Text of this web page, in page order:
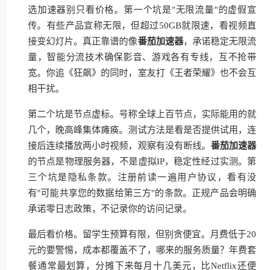
选加速器别只看价格。第一个坑是"无限流量"的虚假宣
传。有些产品宣称无限，但超过50GB就限速，看视频直
接变幻灯片。真正靠谱的像番茄加速器，承诺稳定无限流
量，智能分流技术确保影音、游戏各有专线，互不抢带
宽。你追《狂飙》的同时，室友打《王者荣耀》也不会互
相干扰。
第二个坑是节点虚标。号称全球上百节点，实际能用的就
几个，晚高峰集体瘫痪。测试方法是看是否提供试用，连
接后连续播放两小时视频，观察有没有断线。 番茄加速器
的节点是物理服务器，不是虚拟IP，稳定性经过实测。第
三个坑是隐私条款。注册前读一遍用户协议，看有没
有"可能共享您的数据给第三方"的条款。正规产品会明确
承诺零日志政策，不记录你的访问记录。
最后看价格。留学生预算有限，但别贪便宜。月费低于20
元的要警惕，成本都覆盖不了，哪来的服务质量？年费套
餐通常最划算，分摊下来每月十几美元，比Netflix还便